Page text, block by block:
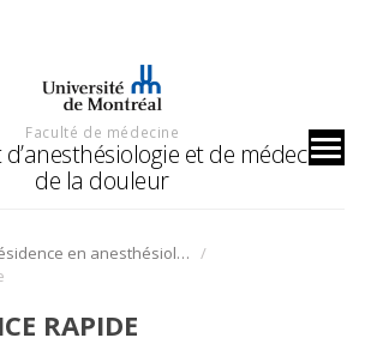
Faculté de médecine
et de médecine
de la douleur
Résidence en anesthésiologie /
RAPIDE